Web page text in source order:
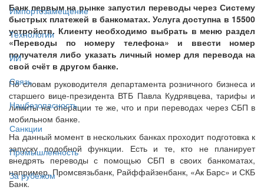
Импортозамещение
Технологии
ИИ
Связь
Нацбезопасность
Санкции
Промышленность
За рубежом
Банк первым на рынке запустил переводы через Систему
быстрых платежей в банкоматах. Услуга доступна в 15500
устройств. Клиенту необходимо выбрать в меню раздел
«Переводы по номеру телефона» и ввести номер
получателя либо указать личный номер для перевода на
свой счёт в другом банке.
По словам руководителя департамента розничного бизнеса и
старшего вице-президента ВТБ Павла Кудрявцева, тарифы и
лимиты на операции те же, что и при переводах через СБП в
мобильном банке.
На данный момент в нескольких банках проходит подготовка к
запуску подобной функции. Есть и те, кто не планирует
внедрять переводы с помощью СБП в своих банкоматах,
например, Промсвязьбанк, Райффайзенбанк, «Ак Барс» и СКБ
Банк.